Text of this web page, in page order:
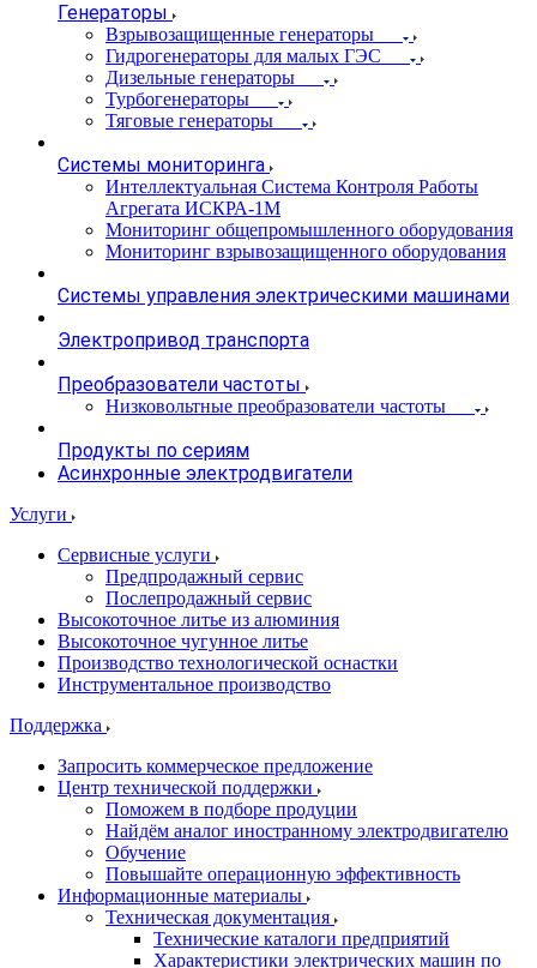
Генераторы
Взрывозащищенные генераторы
Гидрогенераторы для малых ГЭС
Дизельные генераторы
Турбогенераторы
Тяговые генераторы
Системы мониторинга
Интеллектуальная Система Контроля Работы
Агрегата ИСКРА-1М
Мониторинг общепромышленного оборудования
Мониторинг взрывозащищенного оборудования
Системы управления электрическими машинами
Электропривод транспорта
Преобразователи частоты
Низковольтные преобразователи частоты
Продукты по сериям
Асинхронные электродвигатели
Услуги
Сервисные услуги
Предпродажный сервис
Послепродажный сервис
Высокоточное литье из алюминия
Высокоточное чугунное литье
Производство технологической оснастки
Инструментальное производство
Поддержка
Запросить коммерческое предложение
Центр технической поддержки
Поможем в подборе продуции
Найдём аналог иностранному электродвигателю
Обучение
Повышайте операционную эффективность
Информационные материалы
Техническая документация
Технические каталоги предприятий
Характеристики электрических машин по